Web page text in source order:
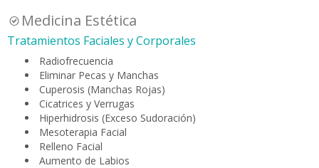
Medicina Estética
Tratamientos Faciales y Corporales
Radiofrecuencia
Eliminar Pecas y Manchas
Cuperosis (Manchas Rojas)
Cicatrices y Verrugas
Hiperhidrosis (Exceso Sudoración)
Mesoterapia Facial
Relleno Facial
Aumento de Labios